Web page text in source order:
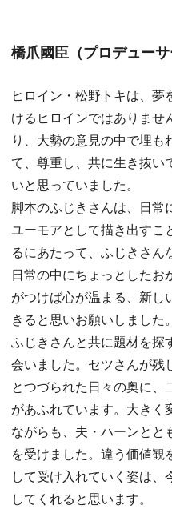
橋爪國臣（プロデューサ
ヒロイン・松野トキは、
けるヒロインではありませ
り、大勢の意見の中で埋
て、尊重し、共に生き抜い
いと思っていました。
脚本のふじきさんは、日常
ユーモアとして描き出すこ
るにあたって、ふじきさん
日常の中にちょっとした
がつけば心が温まる、新し
きると思いお願いしました。
ふじきさんと共に題材を探
会いました。セツさんが残
とつづられた日々の奥に、
があふれています。大きく
ながらも、夫・ハーンとと
を受けました。違う価値
して受け入れていく姿は
してくれると思います。